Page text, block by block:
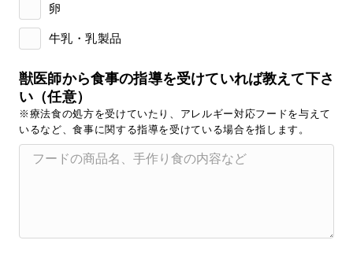
卵
牛乳・乳製品
獣医師から食事の指導を受けていれば教えて下さ
い（任意）
※療法食の処方を受けていたり、アレルギー対応フードを与えて
いるなど、食事に関する指導を受けている場合を指します。